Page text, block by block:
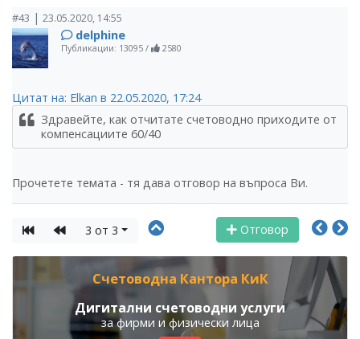
#43 | 23.05.2020, 14:55
delphine
Публикации: 13095 / 2580
Цитат на: Elkan в 22.05.2020, 17:24
Здравейте, как отчитате счетоводно приходите от
компенсациите 60/40
Прочетете темата - тя дава отговор на въпроса Ви.
Отговор
3 от 3
Счетоводна Кантора КиК
Дигитални счетоводни услуги
за фирми и физически лица